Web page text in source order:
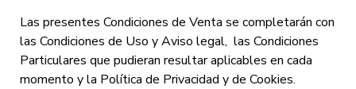
Las presentes Condiciones de Venta se completarán con
las Condiciones de Uso y Aviso legal, las Condiciones
Particulares que pudieran resultar aplicables en cada
momento y la Política de Privacidad y de Cookies.